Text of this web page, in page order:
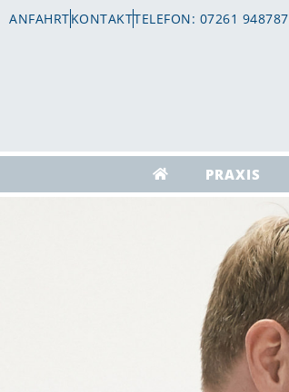
ANFAHRTKONTAKTTELEFON: 07261 948787
PRAXIS